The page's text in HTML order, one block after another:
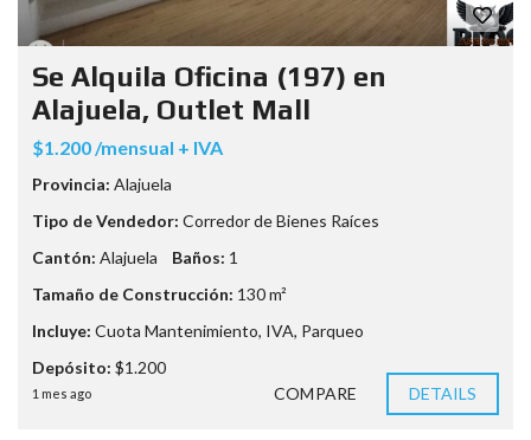
Se Alquila Oficina (197) en
Alajuela, Outlet Mall
$1.200 /mensual + IVA
Provincia: Alajuela
Tipo de Vendedor: Corredor de Bienes Raíces
Cantón: Alajuela Baños: 1
Tamaño de Construcción: 130 m²
Incluye: Cuota Mantenimiento, IVA, Parqueo
Depósito: $1.200
1 mes ago COMPARE DETAILS